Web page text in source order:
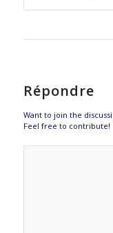
Répondre
Want to join the
Feel free to contribute!